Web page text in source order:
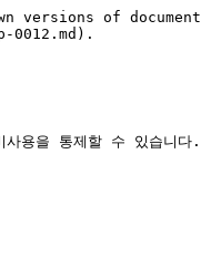
of
을 통제할 수 있습니